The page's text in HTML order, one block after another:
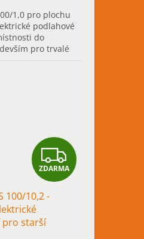
1,0 pro plochu
podlahové
do
pro trvalé
Z
D
ZDARMA
100/10,2 -
pro starší